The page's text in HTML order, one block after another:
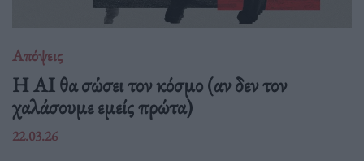
Απόψεις
Η AI θα σώσει τον κόσμο (αν δεν τον
χαλάσουμε εμείς πρώτα)
22.03.26